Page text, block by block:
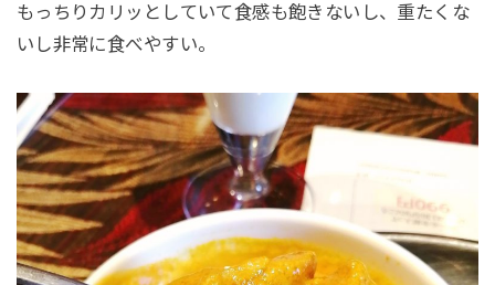
もっちりカリッとしていて食感も飽きないし、重たくな
いし非常に食べやすい。